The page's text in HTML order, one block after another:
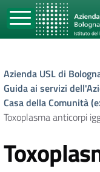
Azienda USL di
Guida ai servizi
Casa della Comunità
Toxoplasma anticorpi